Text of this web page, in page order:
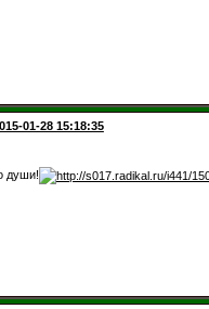
01-28 15:18:35
души!